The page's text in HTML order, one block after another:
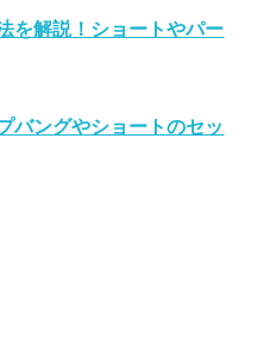
を解説！ショートやパー
バングやショートのセッ